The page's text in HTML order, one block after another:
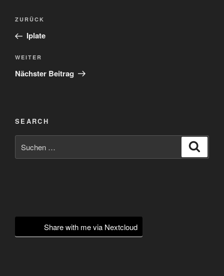
Beitragsnavigation
Vorheriger
Beitrag
ZURÜCK
Iplate
Nächster
Beitrag
WEITER
Nächster Beitrag
SEARCH
nach:
Share with me via Nextcloud